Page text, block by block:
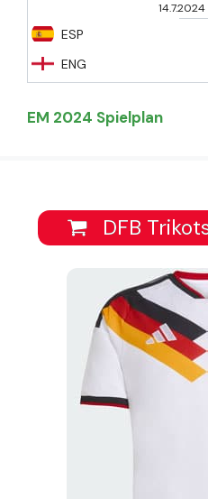
14.7.2024
ESP
ENG
EM 2024 Spielplan
DFB